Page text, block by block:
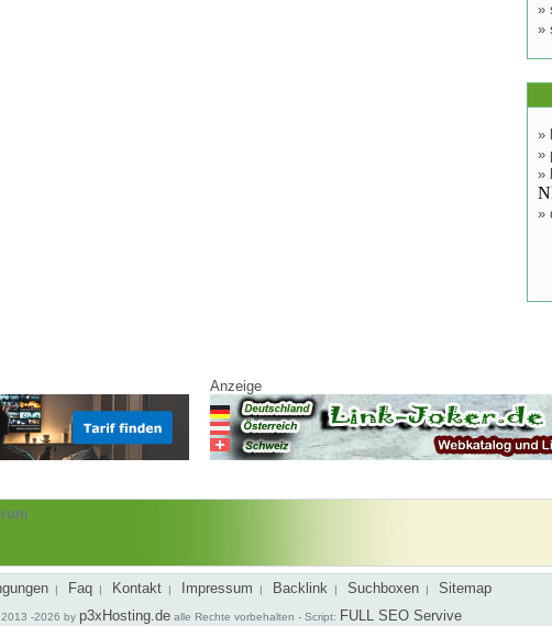
»
»
»
»
»
»
Anzeige
| Faq | Kontakt | Impressum | Backlink | Suchboxen | Sitemap
-2026 by p3xHosting.dealle Rechte vorbehalten - Script: FULL SEO Servive